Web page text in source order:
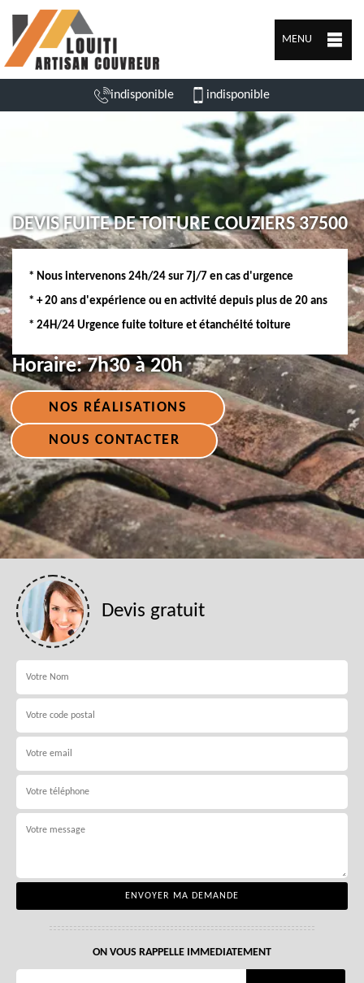
MENU
indisponible indisponible
DEVIS FUITE DE TOITURE COUZIERS 37500
* Nous intervenons 24h/24 sur 7j/7 en cas d'urgence
* + 20 ans d'expérience ou en activité depuis plus de 20 ans
* 24H/24 Urgence fuite toiture et étanchéité toiture
Horaire:7h30 à 20h
NOS RÉALISATIONS
NOUS CONTACTER
Devis gratuit
ON VOUS RAPPELLE IMMEDIATEMENT